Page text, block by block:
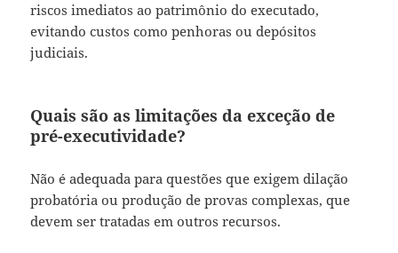
riscos imediatos ao patrimônio do executado,
evitando custos como penhoras ou depósitos
judiciais.
Quais são as limitações da exceção de
pré-executividade?
Não é adequada para questões que exigem dilação
probatória ou produção de provas complexas, que
devem ser tratadas em outros recursos.